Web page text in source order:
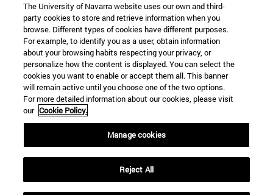
The University of Navarra website uses our own and third-
party cookies to store and retrieve information when you
browse. Different types of cookies have different purposes.
For example, to identify you as a user, obtain information
about your browsing habits respecting your privacy, or
personalize how the content is displayed. You can select the
cookies you want to enable or accept them all. This banner
will remain active until you choose one of the two options.
For more detailed information about our cookies, please visit
our Cookie Policy.
Manage cookies
Reject All